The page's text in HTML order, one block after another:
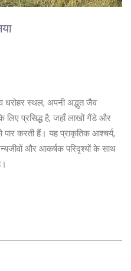
धरोहर स्थल, अपनी अद्भुत जैव
लिए प्रसिद्ध है, जहाँ लाखों गैंडे और
पार करती हैं। यह प्राकृतिक आश्चर्य,
और आकर्षक परिदृश्यों के साथ